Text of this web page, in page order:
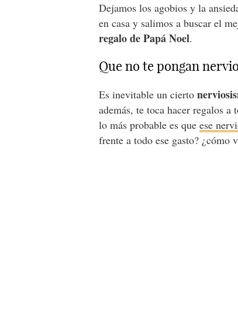
Dejamos los agobios y la
en casa y salimos a buscar el
regalo de Papá Noel.
Que no te pongan
Es inevitable un cierto
además, te toca hacer regalos
lo más probable es queese
frente a todo ese gasto? ¿cómo